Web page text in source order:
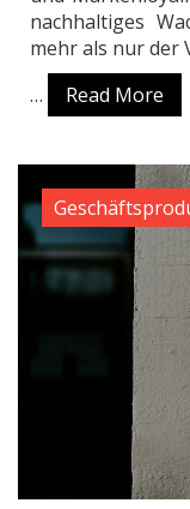
nachhaltiges
mehr als nur der
…
Read More